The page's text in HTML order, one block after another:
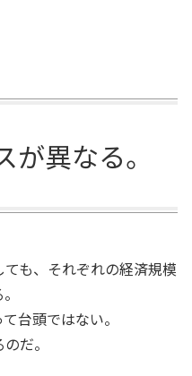
異なる。
も、それぞれの経済規模
台頭ではない。
だ。